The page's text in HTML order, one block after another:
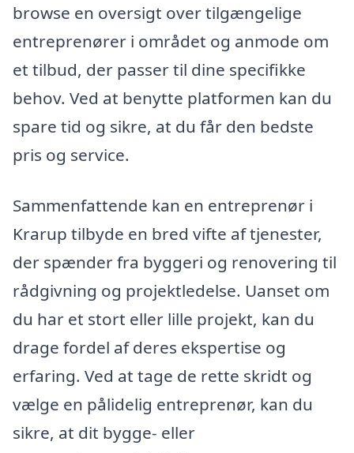
browse en oversigt over tilgængelige
entreprenører i området og anmode om
et tilbud, der passer til dine specifikke
behov. Ved at benytte platformen kan du
spare tid og sikre, at du får den bedste
pris og service.
Sammenfattende kan en entreprenør i
Krarup tilbyde en bred vifte af tjenester,
der spænder fra byggeri og renovering til
rådgivning og projektledelse. Uanset om
du har et stort eller lille projekt, kan du
drage fordel af deres ekspertise og
erfaring. Ved at tage de rette skridt og
vælge en pålidelig entreprenør, kan du
sikre, at dit bygge- eller